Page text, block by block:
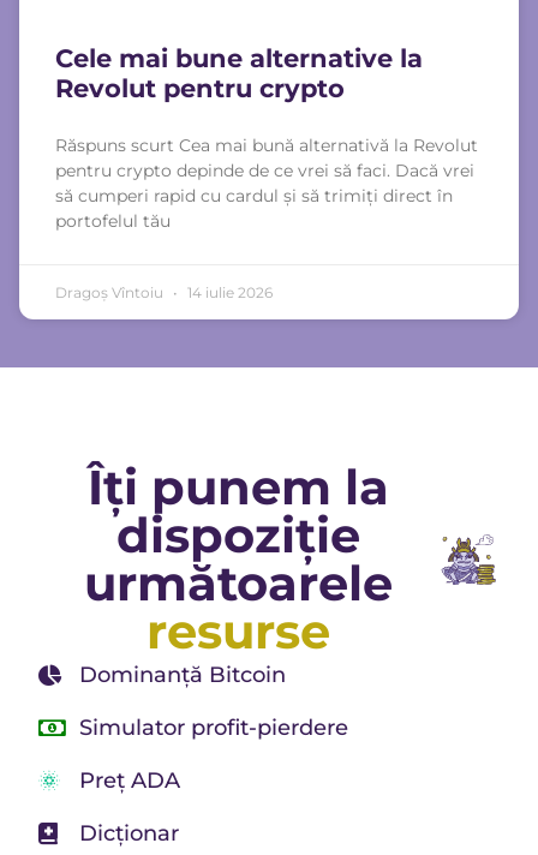
Cele mai bune alternative la
Revolut pentru crypto
Răspuns scurt Cea mai bună alternativă la Revolut
pentru crypto depinde de ce vrei să faci. Dacă vrei
să cumperi rapid cu cardul și să trimiți direct în
portofelul tău
Dragoș Vîntoiu 14 iulie 2026
Îți punem la
dispoziție
următoarele
resurse
Dominanță Bitcoin
Simulator profit-pierdere
Preț ADA
Dicționar